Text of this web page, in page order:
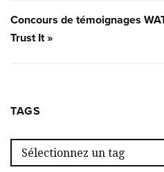
Concours de témoignages
Trust It »
TAGS